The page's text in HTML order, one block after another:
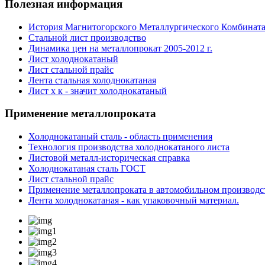
Полезная информация
История Магнитогорского Металлургического Комбината
Стальной лист производство
Динамика цен на металлопрокат 2005-2012 г.
Лист холоднокатаный
Лист стальной прайс
Лента стальная холоднокатаная
Лист х к - значит холоднокатаный
Применение металлопроката
Холоднокатаный сталь - область применения
Технология производства холоднокатаного листа
Листовой металл-историческая справка
Холоднокатаная сталь ГОСТ
Лист стальной прайс
Применение металлопроката в автомобильном
Лента холоднокатаная - как упаковочный материал.